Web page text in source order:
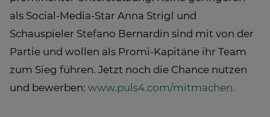
als Social-Media-Star Anna Strigl und
Schauspieler Stefano Bernardin sind mit von der
Partie und wollen als Promi-Kapitäne ihr Team
zum Sieg führen. Jetzt noch die Chance nutzen
und bewerben: www.puls4.com/mitmachen.